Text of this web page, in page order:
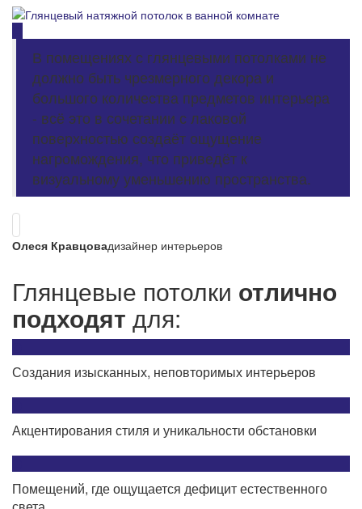
В помещениях с глянцевыми потолками не
должно быть чрезмерного декора и
большого количества предметов интерьера
- всё это в сочетании с лаковой
поверхностью создаёт ощущение
нагромождения, что приведёт к
визуальному уменьшению пространства.
Олеся Кравцовадизайнер интерьеров
Глянцевые потолки отлично
подходят для:
Создания изысканных, неповторимых интерьеров
Акцентирования стиля и уникальности обстановки
Помещений, где ощущается дефицит естественного